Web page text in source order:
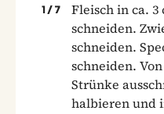
1 / 7
Fleisch in ca.
schneiden.
schneiden.
schneiden.
Strünke
halbieren und